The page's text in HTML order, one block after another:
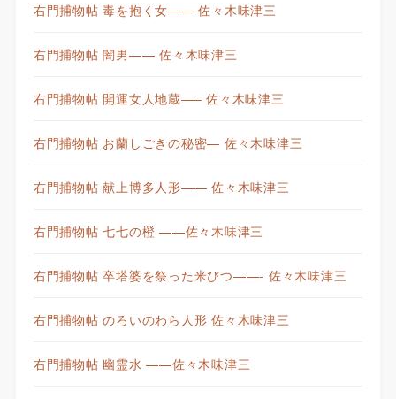
右門捕物帖 毒を抱く女—— 佐々木味津三
右門捕物帖 闇男—— 佐々木味津三
右門捕物帖 開運女人地蔵—– 佐々木味津三
右門捕物帖 お蘭しごきの秘密— 佐々木味津三
右門捕物帖 献上博多人形—— 佐々木味津三
右門捕物帖 七七の橙 ——佐々木味津三
右門捕物帖 卒塔婆を祭った米びつ——- 佐々木味津三
右門捕物帖 のろいのわら人形 佐々木味津三
右門捕物帖 幽霊水 ——佐々木味津三